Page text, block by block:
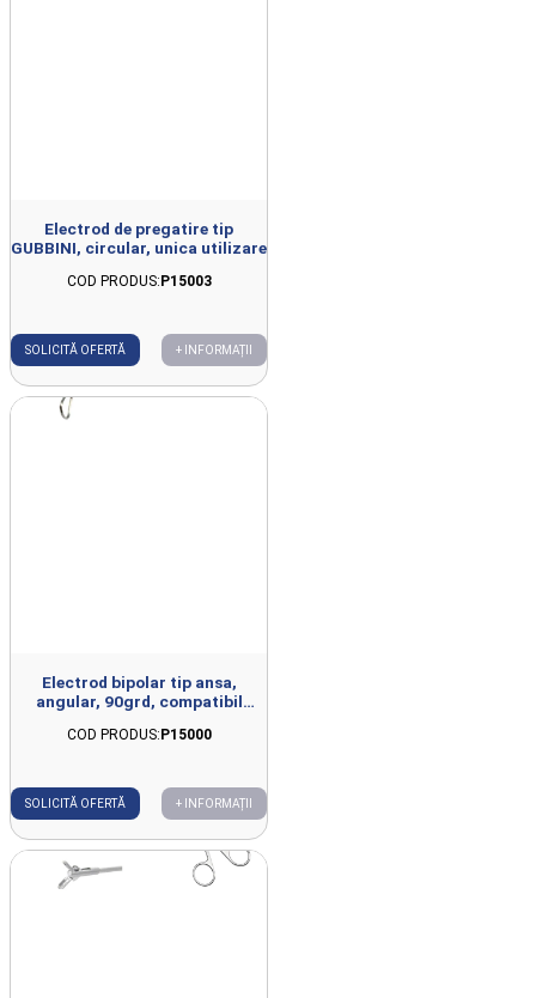
Electrod de pregatire tip
GUBBINI, circular, unica utilizare
COD PRODUS:P15003
SOLICITĂ OFERTĂ + INFORMAȚII
Electrod bipolar tip ansa,
angular, 90grd, compatibil
COD PRODUS:P15000
SOLICITĂ OFERTĂ + INFORMAȚII